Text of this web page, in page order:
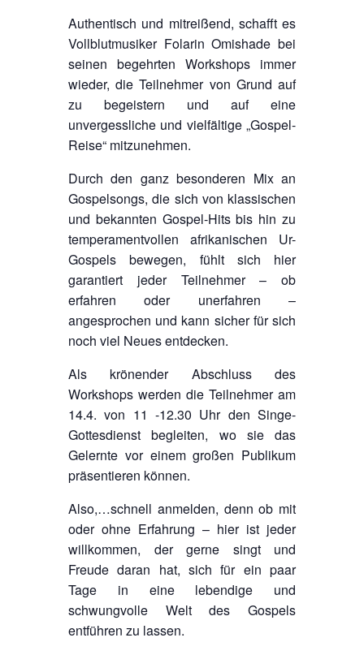
Authentisch und mitreißend, schafft es
Vollblutmusiker Folarin Omishade bei
seinen begehrten Workshops immer
wieder, die Teilnehmer von Grund auf
zu begeistern und auf eine
unvergessliche und vielfältige „Gospel-
Reise“ mitzunehmen.
Durch den ganz besonderen Mix an
Gospelsongs, die sich von klassischen
und bekannten Gospel-Hits bis hin zu
temperamentvollen afrikanischen Ur-
Gospels bewegen, fühlt sich hier
garantiert jeder Teilnehmer – ob
erfahren oder unerfahren –
angesprochen und kann sicher für sich
noch viel Neues entdecken.
Als krönender Abschluss des
Workshops werden die Teilnehmer am
14.4. von 11 -12.30 Uhr den Singe-
Gottesdienst begleiten, wo sie das
Gelernte vor einem großen Publikum
präsentieren können.
Also,…schnell anmelden, denn ob mit
oder ohne Erfahrung – hier ist jeder
willkommen, der gerne singt und
Freude daran hat, sich für ein paar
Tage in eine lebendige und
schwungvolle Welt des Gospels
entführen zu lassen.